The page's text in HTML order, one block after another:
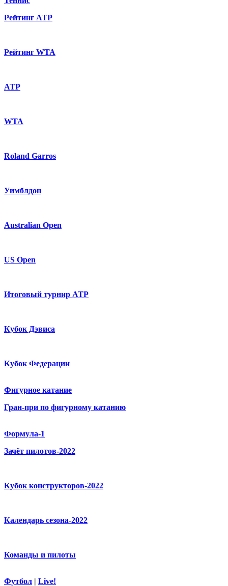
Рейтинг ATP
Рейтинг WTA
ATP
WTA
Roland Garros
Уимблдон
Australian Open
US Open
Итоговый турнир ATP
Кубок Дэвиса
Кубок Федерации
Фигурное катание
Гран-при по фигурному катанию
Формула-1
Зачёт пилотов-2022
Кубок конструкторов-2022
Календарь сезона-2022
Команды и пилоты
Футбол | Live!